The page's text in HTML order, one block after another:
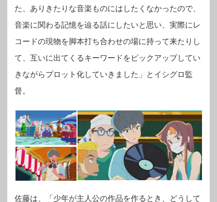
た、ありきたりな音楽ものにはしたくなかったので、
音楽に関わる記憶を辿る話にしたいと思い、実際にレ
コードの現物を脚本打ち合わせの場に持って来たりし
て、互いに出てくるキーワードをピックアップしてい
きながらプロット化していきました」とイシグロ監
督。
佐藤は、「少年が主人公の作品を作るとき、どうして